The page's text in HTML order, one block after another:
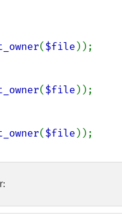
($file ));
($file ));
($file